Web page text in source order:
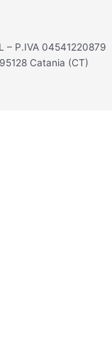
– P.IVA 04541220879
Catania (CT)